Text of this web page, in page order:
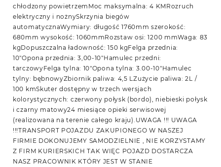
chłodzony powietrzemMoc maksymalna: 4 KMRozruch
elektryczny i nożnySkrzynia biegów
automatycznaWymiary: długość 1760mm szerokość:
680mm wysokość: 1060mmRozstaw osi: 1200 mmWaga: 83
kgDopuszczalna ładowność: 150 kgFelga przednia:
10″Opona przednia: 3,00-10″Hamulec przedni:
tarczowyFelga tylna: 10″Opona tylna: 3.00-10″Hamulec
tylny: bębnowyZbiornik paliwa: 4,5 LZużycie paliwa: 2L /
100 kmSkuter dostępny w trzech wersjach
kolorystycznych: czerwony połysk (bordo), niebieski połysk
i czarny matowy24 miesiące opieki serwisowej
(realizowana na terenie całego kraju).UWAGA !!! UWAGA
!!!TRANSPORT POJAZDU ZAKUPIONEGO W NASZEJ
FIRMIE DOKONUJEMY SAMODZIELNIE , NIE KORZYSTAMY
Z FIRM KURIERSKICH TAK WIĘC POJAZD DOSTARCZA
NASZ PRACOWNIK KTÓRY JEST W STANIE